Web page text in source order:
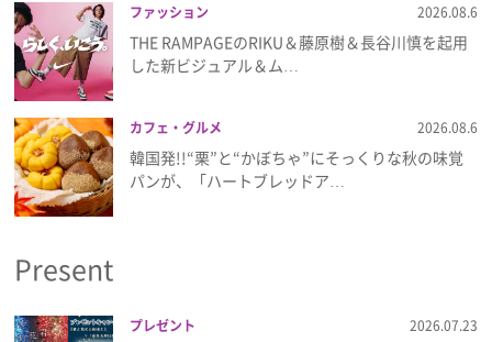
ファッション 2026.08.6
THE RAMPAGEのRIKU＆藤原樹＆長谷川慎を起用
した新ビジュアル＆ム…
カフェ・グルメ 2026.08.6
韓国発!!“栗”と“かぼちゃ”にそっくりな秋の味覚
パンが、「ハートブレッドア…
Present
プレゼント 2026.07.23